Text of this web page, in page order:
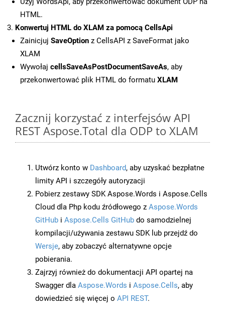
HTML.
Konwertuj HTML do XLAM za pomocą CellsApi
Zainicjuj SaveOption z CellsAPI z SaveFormat jako
XLAM
Wywołaj cellsSaveAsPostDocumentSaveAs, aby
przekonwertować plik HTML do formatu XLAM
Zacznij korzystać z interfejsów API
REST Aspose.Total dla ODP to XLAM
Utwórz konto w Dashboard, aby uzyskać bezpłatne
limity API i szczegóły autoryzacji
Pobierz zestawy SDK Aspose.Words i Aspose.Cells
Cloud dla Php kodu źródłowego z Aspose.Words
GitHub i Aspose.Cells GitHub do samodzielnej
kompilacji/używania zestawu SDK lub przejdź do
Wersje, aby zobaczyć alternatywne opcje
pobierania.
Zajrzyj również do dokumentacji API opartej na
Swagger dla Aspose.Words i Aspose.Cells, aby
dowiedzieć się więcej o API REST.